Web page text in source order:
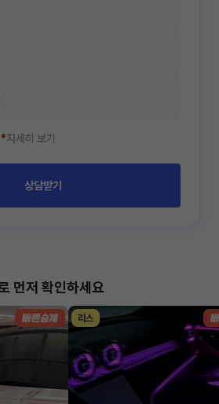
*자세히 보기
상담받기
먼저 확인하세요
리스